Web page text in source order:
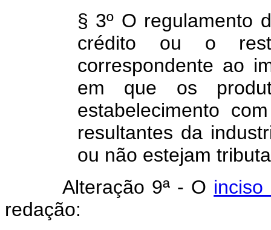
§ 3º O regulamento
crédito ou o
correspondente ao
em que os
estabelecimento
resultantes da
ou não estejam
Alteração 9ª - O
redação: